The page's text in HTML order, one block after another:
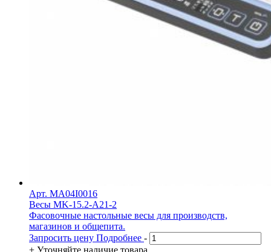
Арт. MA04I0016
Весы MK-15.2-A21-2
Фасовочные настольные весы для производств,
магазинов и общепита.
Запросить цену Подробнее -
+ Уточняйте наличие товара